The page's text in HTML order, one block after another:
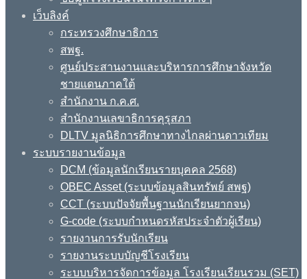
เว็บลิงค์
กระทรวงศึกษาธิการ
สพฐ.
ศูนย์ประสานงานและบริหารการศึกษาจังหวัด
ชายแดนภาคใต้
สำนักงาน ก.ค.ศ.
สำนักงานเลขาธิการคุรุสภา
DLTV มูลนิธิการศึกษาทางไกลผ่านดาวเทียม
ระบบรายงานข้อมูล
DCM (ข้อมูลนักเรียนรายบุคคล 2568)
OBEC Asset (ระบบข้อมูลสินทรัพย์ สพฐ)
CCT (ระบบปัจจัยพื้นฐานนักเรียนยากจน)
G-code (ระบบกำหนดรหัสประจำตัวผู้เรียน)
รายงานการรับนักเรียน
รายงานระบบบัญชีโรงเรียน
ระบบบริหารจัดการข้อมูล โรงเรียนเรียนรวม (SET)